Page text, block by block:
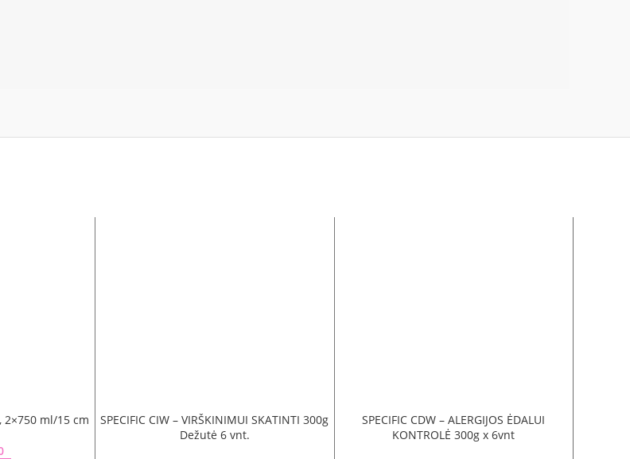
ml/15 cm
price was: €8.00.
SPECIFIC CIW – VIRŠKINIMUI SKATINTI 300g
Dežutė 6 vnt.
SPECIFIC CDW – ALERGIJOS ĖDALUI
KONTROLĖ 300g x 6vnt